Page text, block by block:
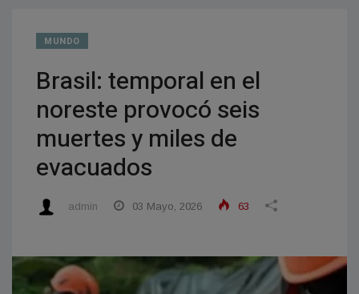
MUNDO
Brasil: temporal en el
noreste provocó seis
muertes y miles de
evacuados
admin 03 Mayo, 2026 63